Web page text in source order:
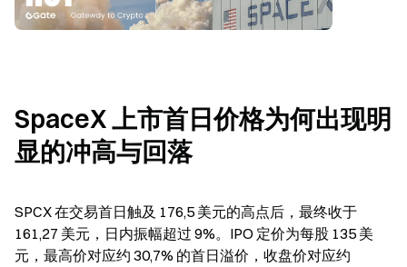
SpaceX 上市首日价格为何出现明
显的冲高与回落
SPCX 在交易首日触及 176,5 美元的高点后，最终收于
161,27 美元，日内振幅超过 9%。IPO 定价为每股 135 美
元，最高价对应约 30,7% 的首日溢价，收盘价对应约